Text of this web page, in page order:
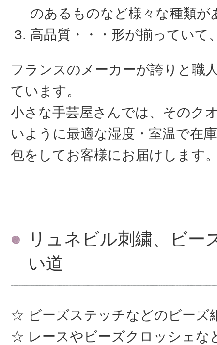
のあるものなど様々な種類が
高品質・・・形が揃っていて
フランスのメーカーが誇りと職
ています。
小さな手芸屋さんでは、そのク
いように最適な湿度・室温で在
包をしてお客様にお届けします
リュネビル刺繍、ビー
い道
ビーズステッチなどのビーズ
レースやビーズクロッシェな